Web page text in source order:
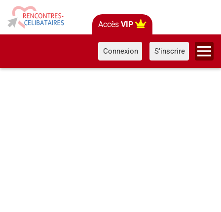
Accès VIP
Connexion S'inscrire